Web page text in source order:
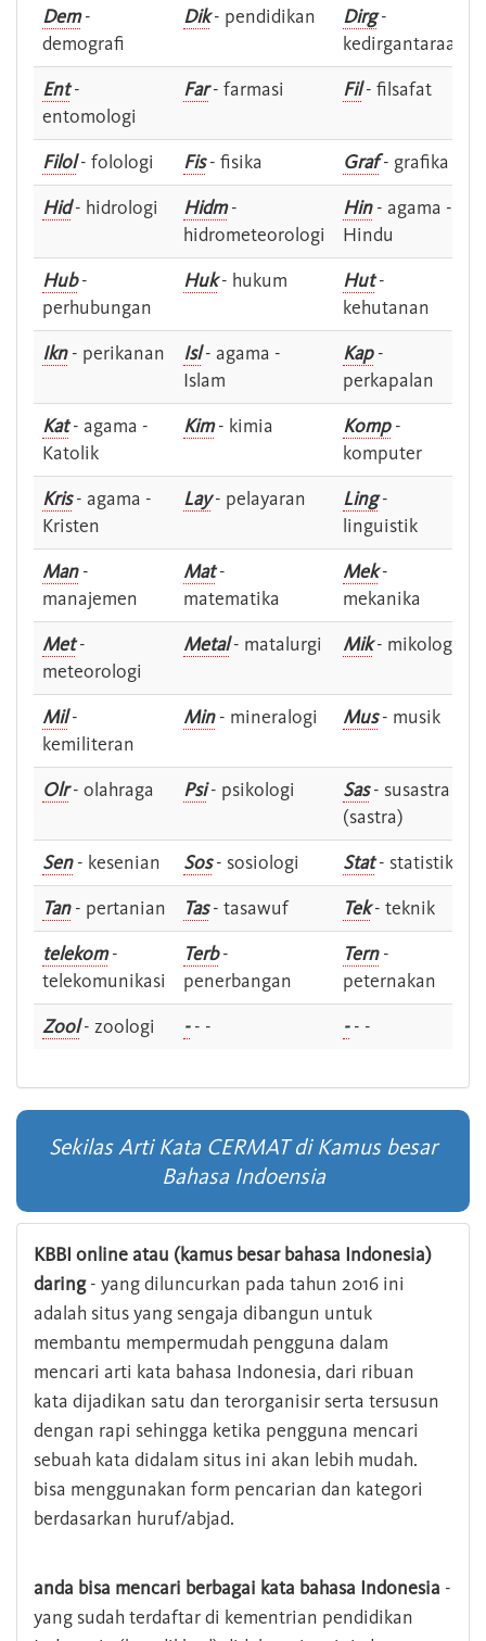
Dem-
demografi
Dik- pendidikan Dirg-
kedirgantaraan
Ent-
entomologi
Far- farmasi Fil- filsafat
Filol- folologi Fis- fisika Graf- grafika
Hid- hidrologi Hidm-
hidrometeorologi
Hin- agama -
Hindu
Hub-
perhubungan
Huk- hukum Hut-
kehutanan
Ikn- perikanan Isl- agama -
Islam
Kap-
perkapalan
Kat- agama -
Katolik
Kim- kimia Komp-
komputer
Kris- agama -
Kristen
Lay- pelayaran Ling-
linguistik
Man-
manajemen
Mat-
matematika
Mek-
mekanika
Met-
meteorologi
Metal- matalurgi Mik- mikologi
Mil-
kemiliteran
Min- mineralogi Mus- musik
Olr- olahraga Psi- psikologi Sas- susastra -
(sastra)
Sen- kesenian Sos- sosiologi Stat- statistik
Tan- pertanian Tas- tasawuf Tek- teknik
telekom-
telekomunikasi
Terb-
penerbangan
Tern-
peternakan
Zool- zoologi -- - -- -
Sekilas Arti Kata CERMAT di Kamus besar
Bahasa Indoensia
KBBI online atau (kamus besar bahasa Indonesia)
daring- yang diluncurkan pada tahun 2016 ini
adalah situs yang sengaja dibangun untuk
membantu mempermudah pengguna dalam
mencari arti kata bahasa Indonesia, dari ribuan
kata dijadikan satu dan terorganisir serta tersusun
dengan rapi sehingga ketika pengguna mencari
sebuah kata didalam situs ini akan lebih mudah.
bisa menggunakan form pencarian dan kategori
berdasarkan huruf/abjad.
anda bisa mencari berbagai kata bahasa Indonesia -
yang sudah terdaftar di kementrian pendidikan